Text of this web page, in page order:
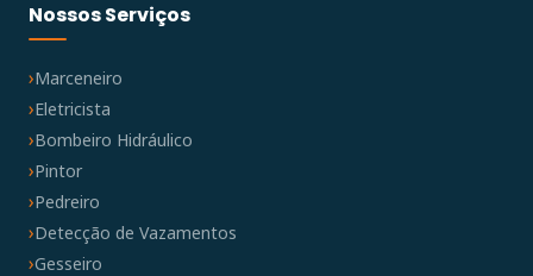
Nossos Serviços
Marceneiro
Eletricista
Bombeiro Hidráulico
Pintor
Pedreiro
Detecção de Vazamentos
Gesseiro